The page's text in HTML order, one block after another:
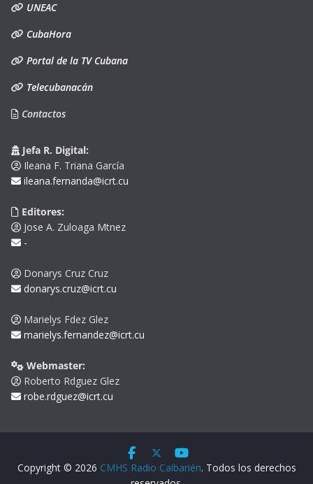
UNEAC
CubaHora
Portal de la TV Cubana
Telecubanacán
Contactos
Jefa R. Digital:
Ileana F. Triana García
ileana.fernanda@icrt.cu
Editores:
Jose A. Zuloaga Mtnez
-
Donarys Cruz Cruz
donarys.cruz@icrt.cu
Marielys Fdez Glez
marielys.fernandez@icrt.cu
Webmaster:
Roberto Rdguez Glez
robe.rdguez@icrt.cu
Copyright © 2026 CMHS Radio Caibarién. Todos los derechos